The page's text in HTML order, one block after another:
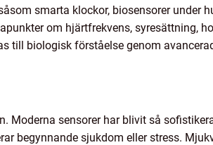
smarta klockor, biosensorer under
om hjärtfrekvens, syresättning,
till biologisk förståelse genom
Moderna sensorer har blivit så
begynnande sjukdom eller stress.